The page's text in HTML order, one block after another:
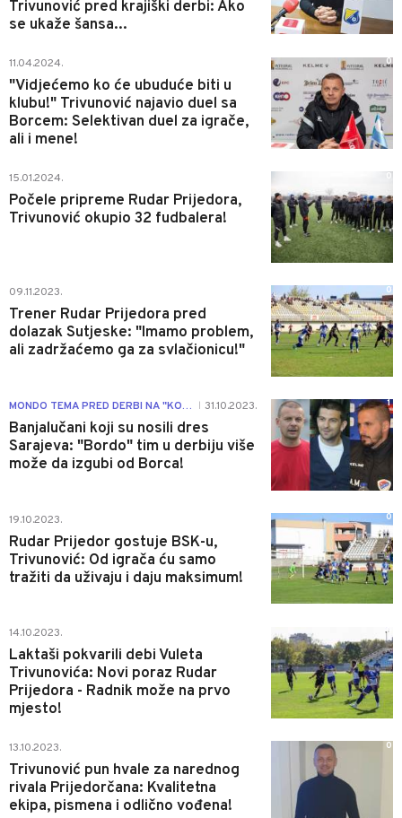
Trivunović pred krajiški derbi: Ako
se ukaže šansa...
11.04.2024.
"Vidjećemo ko će ubuduće biti u
klubu!" Trivunović najavio duel sa
Borcem: Selektivan duel za igrače,
ali i mene!
0
15.01.2024.
Počele pripreme Rudar Prijedora,
Trivunović okupio 32 fudbalera!
0
09.11.2023.
Trener Rudar Prijedora pred
dolazak Sutjeske: "Imamo problem,
ali zadržaćemo ga za svlačionicu!"
0
MONDO TEMA PRED DERBI NA "KOŠEVU" 31.10.2023.
Banjalučani koji su nosili dres
Sarajeva: "Bordo" tim u derbiju više
može da izgubi od Borca!
1
19.10.2023.
Rudar Prijedor gostuje BSK-u,
Trivunović: Od igrača ću samo
tražiti da uživaju i daju maksimum!
0
14.10.2023.
Laktaši pokvarili debi Vuleta
Trivunovića: Novi poraz Rudar
Prijedora - Radnik može na prvo
mjesto!
0
13.10.2023.
Trivunović pun hvale za narednog
rivala Prijedorčana: Kvalitetna
ekipa, pismena i odlično vođena!
0